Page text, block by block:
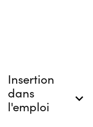
Insertion
dans
l'emploi